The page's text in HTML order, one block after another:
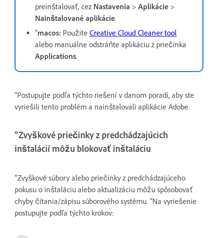
preinštalovať, cez Nastavenia > Aplikácie >
Nainštalované aplikácie.
"macos: Použite Creative Cloud Cleaner tool
alebo manuálne odstráňte aplikáciu z priečinka
Applications.
"Postupujte podľa týchto riešení v danom poradí, aby ste
vyriešili tento problém a nainštalovali aplikácie Adobe.
"Zvyškové priečinky z predchádzajúcich
inštalácií môžu blokovať inštaláciu
"Zvyškové súbory alebo priečinky z predchádzajúceho
pokusu o inštaláciu alebo aktualizáciu môžu spôsobovať
chyby čítania/zápisu súborového systému. "Na vyriešenie
postupujte podľa týchto krokov: